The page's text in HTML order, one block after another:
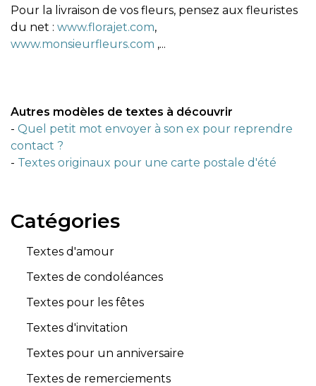
Pour la livraison de vos fleurs, pensez aux fleuristes
du net : www.florajet.com,
www.monsieurfleurs.com ,...
Autres modèles de textes à découvrir
- Quel petit mot envoyer à son ex pour reprendre
contact ?
- Textes originaux pour une carte postale d'été
Catégories
Textes d'amour
Textes de condoléances
Textes pour les fêtes
Textes d'invitation
Textes pour un anniversaire
Textes de remerciements